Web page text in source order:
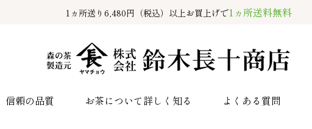
1ヵ所送り6,480円（税込）以上お買上げで1ヵ所送料無料
信頼の品質 お茶について詳しく知る よくある質問